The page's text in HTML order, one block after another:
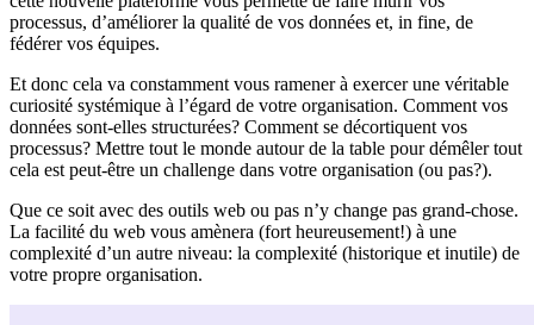
processus, d’améliorer la qualité de vos données et, in fine, de
fédérer vos équipes.
Et donc cela va constamment vous ramener à exercer une véritable
curiosité systémique à l’égard de votre organisation. Comment vos
données sont-elles structurées? Comment se décortiquent vos
processus? Mettre tout le monde autour de la table pour démêler tout
cela est peut-être un challenge dans votre organisation (ou pas?).
Que ce soit avec des outils web ou pas n’y change pas grand-chose.
La facilité du web vous amènera (fort heureusement!) à une
complexité d’un autre niveau: la complexité (historique et inutile) de
votre propre organisation.